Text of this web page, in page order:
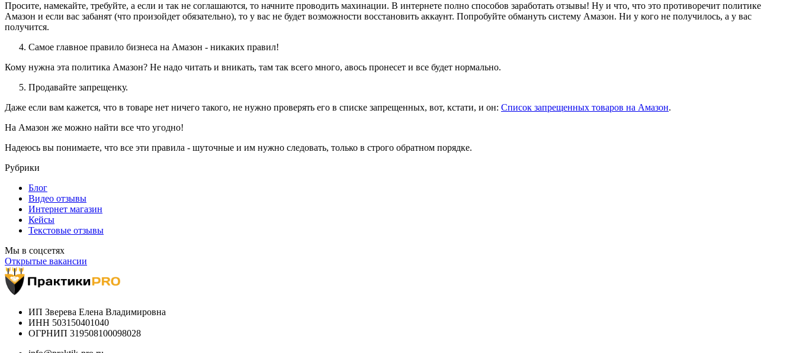
Просите, намекайте, требуйте, а если и так не соглашаются, то начните проводить махинации. В интернете полно способов заработать отзывы! Ну и что, что это противоречит политике
Амазон и если вас забанят (что произойдет обязательно), то у вас не будет возможности восстановить аккаунт. Попробуйте обмануть систему Амазон. Ни у кого не получилось, а у вас
получится.
Самое главное правило бизнеса на Амазон - никаких правил!
Кому нужна эта политика Амазон? Не надо читать и вникать, там так всего много, авось пронесет и все будет нормально.
Продавайте запрещенку.
Даже если вам кажется, что в товаре нет ничего такого, не нужно проверять его в списке запрещенных, вот, кстати, и он: Список запрещенных товаров на Амазон.
На Амазон же можно найти все что угодно!
Надеюсь вы понимаете, что все эти правила - шуточные и им нужно следовать, только в строго обратном порядке.
Рубрики
Блог
Видео отзывы
Интернет магазин
Кейсы
Текстовые отзывы
Мы в соцсетях
Открытые вакансии
ИП Зверева Елена Владимировна
ИНН 503150401040
ОГРНИП 319508100098028